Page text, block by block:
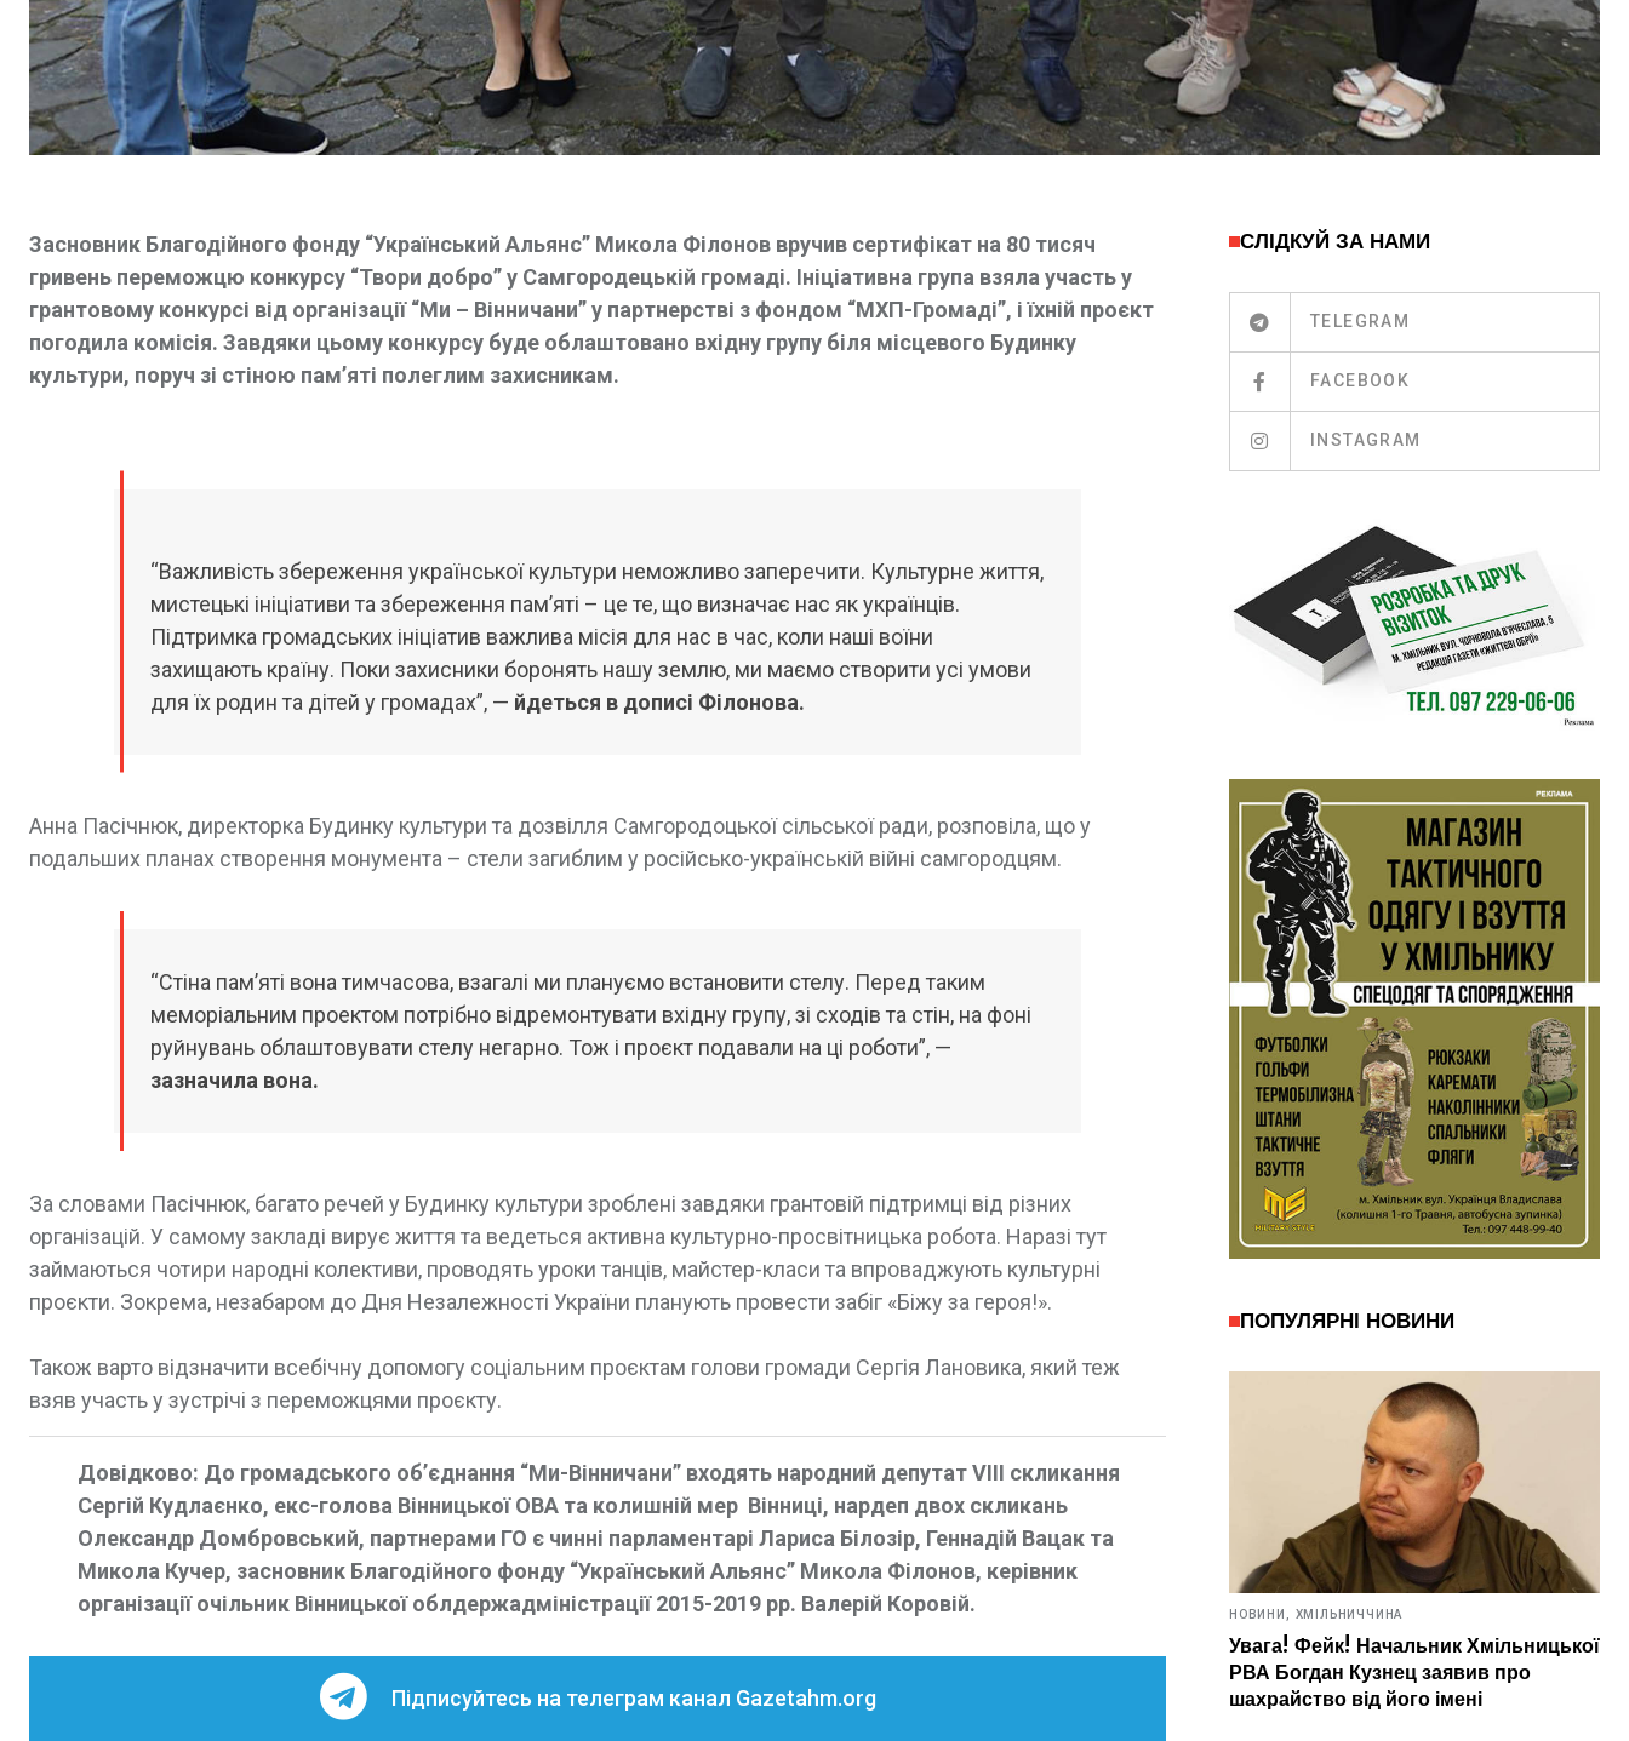
Засновник Благодійного фонду “Український Альянс” Микола Філонов вручив сертифікат на 80 тисяч
гривень переможцю конкурсу “Твори добро” у Самгородецькій громаді. Ініціативна група взяла участь у
грантовому конкурсі від організації “Ми – Вінничани” у партнерстві з фондом “МХП-Громаді”, і їхній проєкт
погодила комісія. Завдяки цьому конкурсу буде облаштовано вхідну групу біля місцевого Будинку
культури, поруч зі стіною пам’яті полеглим захисникам.
“Важливість збереження української культури неможливо заперечити. Культурне життя,
мистецькі ініціативи та збереження пам’яті – це те, що визначає нас як українців.
Підтримка громадських ініціатив важлива місія для нас в час, коли наші воїни
захищають країну. Поки захисники боронять нашу землю, ми маємо створити усі умови
для їх родин та дітей у громадах”, — йдеться в дописі Філонова.
Анна Пасічнюк, директорка Будинку культури та дозвілля Самгородоцької сільської ради, розповіла, що у
подальших планах створення монумента – стели загиблим у російсько-українській війні самгородцям.
“Стіна пам’яті вона тимчасова, взагалі ми плануємо встановити стелу. Перед таким
меморіальним проектом потрібно відремонтувати вхідну групу, зі сходів та стін, на фоні
руйнувань облаштовувати стелу негарно. Тож і проєкт подавали на ці роботи”, —
зазначила вона.
За словами Пасічнюк, багато речей у Будинку культури зроблені завдяки грантовій підтримці від різних
організацій. У самому закладі вирує життя та ведеться активна культурно-просвітницька робота. Наразі тут
займаються чотири народні колективи, проводять уроки танців, майстер-класи та впроваджують культурні
проєкти. Зокрема, незабаром до Дня Незалежності України планують провести забіг «Біжу за героя!».
Також варто відзначити всебічну допомогу соціальним проєктам голови громади Сергія Лановика, який теж
взяв участь у зустрічі з переможцями проєкту.
Довідково: До громадського об’єднання “Ми-Вінничани” входять народний депутат VIII скликання
Сергій Кудлаєнко, екс-голова Вінницької ОВА та колишній мер Вінниці, нардеп двох скликань
Олександр Домбровський, партнерами ГО є чинні парламентарі Лариса Білозір, Геннадій Вацак та
Микола Кучер, засновник Благодійного фонду “Український Альянс” Микола Філонов, керівник
організації очільник Вінницької облдержадміністрації 2015-2019 рр. Валерій Коровій.
Підписуйтесь на телеграм канал Gazetahm.org
СЛІДКУЙ ЗА НАМИ
TELEGRAM
FACEBOOK
INSTAGRAM
ПОПУЛЯРНІ НОВИНИ
НОВИНИ, ХМІЛЬНИЧЧИНА
Увага! Фейк! Начальник Хмільницької
РВА Богдан Кузнец заявив про
шахрайство від його імені